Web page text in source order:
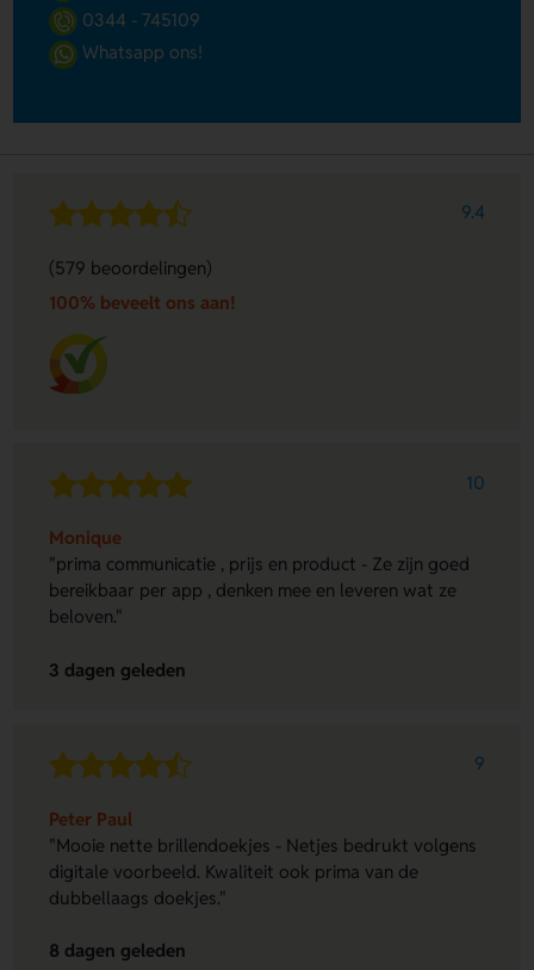
0344 - 745109
Whatsapp ons!
9.4
(579 beoordelingen)
100% beveelt ons aan!
10
Monique
"prima communicatie , prijs en product - Ze zijn goed
bereikbaar per app , denken mee en leveren wat ze
beloven."
3 dagen geleden
9
Peter Paul
"Mooie nette brillendoekjes - Netjes bedrukt volgens
digitale voorbeeld. Kwaliteit ook prima van de
dubbellaags doekjes."
8 dagen geleden